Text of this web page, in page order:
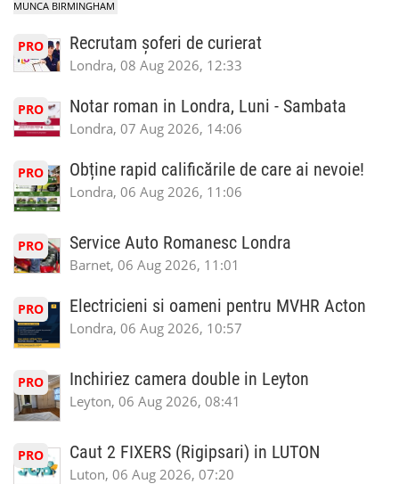
MUNCA BIRMINGHAM
PRO Recrutam șoferi de curierat
Londra, 08 Aug 2026, 12:33
PRO Notar roman in Londra, Luni - Sambata
Londra, 07 Aug 2026, 14:06
PRO Obține rapid calificările de care ai nevoie!
Londra, 06 Aug 2026, 11:06
PRO Service Auto Romanesc Londra
Barnet, 06 Aug 2026, 11:01
PRO Electricieni si oameni pentru MVHR Acton
Londra, 06 Aug 2026, 10:57
PRO Inchiriez camera double in Leyton
Leyton, 06 Aug 2026, 08:41
PRO Caut 2 FIXERS (Rigipsari) in LUTON
Luton, 06 Aug 2026, 07:20